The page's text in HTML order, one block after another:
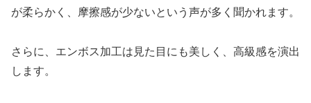
が柔らかく、摩擦感が少ないという声が多く聞かれます。
さらに、エンボス加工は見た目にも美しく、高級感を演出
します。